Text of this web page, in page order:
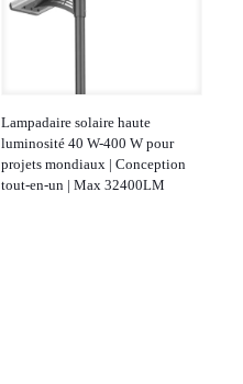
Lampadaire solaire haute
luminosité 40 W-400 W pour
projets mondiaux | Conception
tout-en-un | Max 32400LM